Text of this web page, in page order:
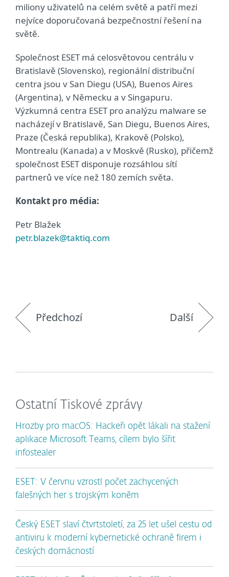
miliony uživatelů na celém světě a patří mezi
nejvíce doporučovaná bezpečnostní řešení na
světě.
Společnost ESET má celosvětovou centrálu v
Bratislavě (Slovensko), regionální distribuční
centra jsou v San Diegu (USA), Buenos Aires
(Argentina), v Německu a v Singapuru.
Výzkumná centra ESET pro analýzu malware se
nacházejí v Bratislavě, San Diegu, Buenos Aires,
Praze (Česká republika), Krakově (Polsko),
Montrealu (Kanada) a v Moskvě (Rusko), přičemž
společnost ESET disponuje rozsáhlou sítí
partnerů ve více než 180 zemích světa.
Kontakt pro média:
Petr Blažek
petr.blazek@taktiq.com
Předchozí Další
Ostatní Tiskové zprávy
Hrozby pro macOS: Hackeři opět lákali na stažení
aplikace Microsoft Teams, cílem bylo šířit
infostealer
ESET: V červnu vzrostl počet zachycených
falešných her s trojským koněm
Český ESET slaví čtvrtstoletí, za 25 let ušel cestu od
antiviru k moderní kybernetické ochraně firem i
českých domácností